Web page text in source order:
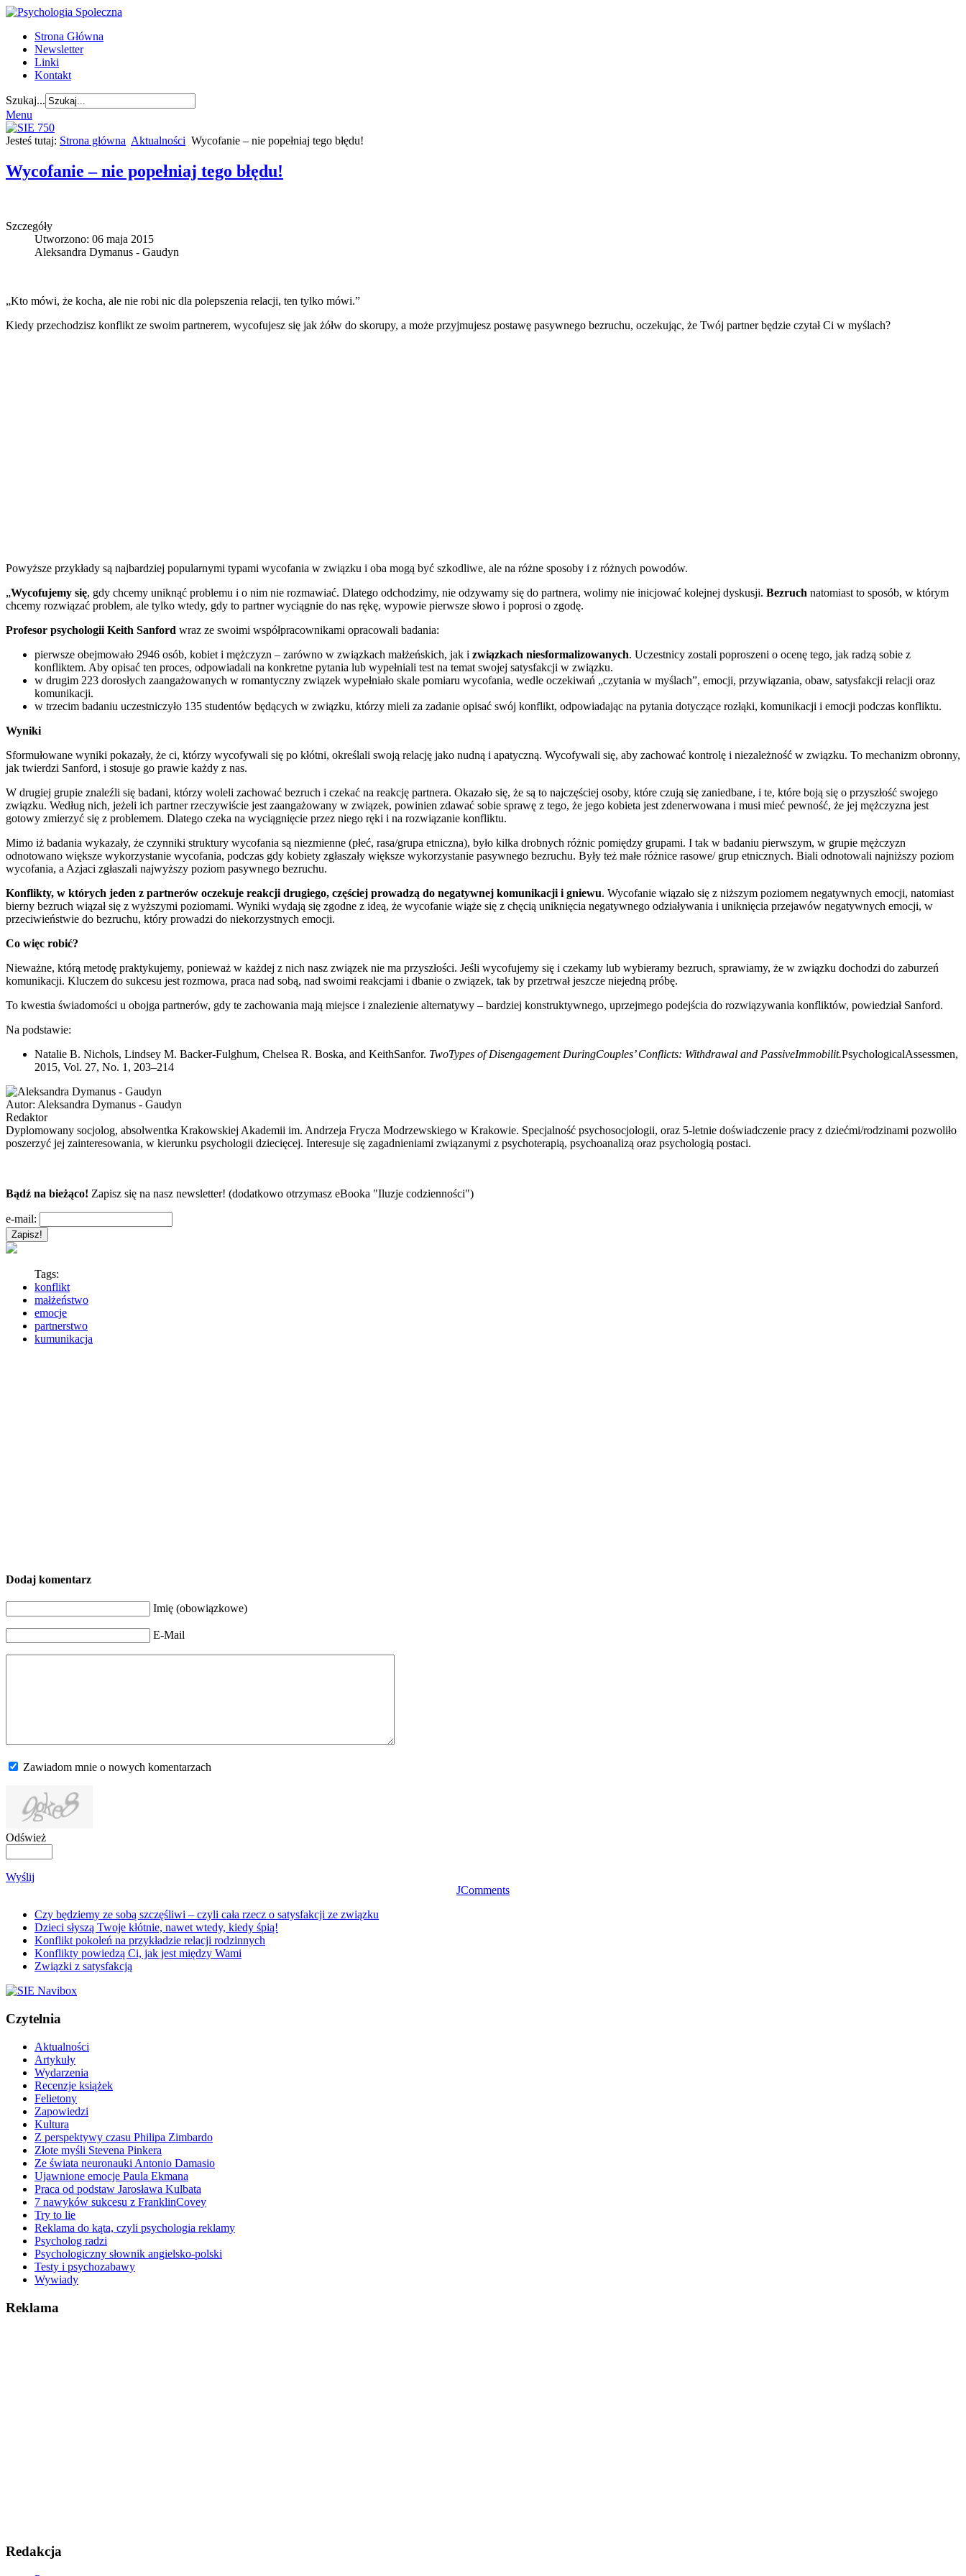
Strona Główna
Newsletter
Linki
Kontakt
Szukaj...
Menu
Jesteś tutaj: Strona główna Aktualności Wycofanie – nie popełniaj tego błędu!
Wycofanie – nie popełniaj tego błędu!
Szczegóły
Utworzono: 06 maja 2015
Aleksandra Dymanus - Gaudyn
„Kto mówi, że kocha, ale nie robi nic dla polepszenia relacji, ten tylko mówi.”
Kiedy przechodzisz konflikt ze swoim partnerem, wycofujesz się jak żółw do skorupy, a może przyjmujesz postawę pasywnego bezruchu, oczekując, że Twój partner będzie czytał Ci w myślach?
Powyższe przykłady są najbardziej popularnymi typami wycofania w związku i oba mogą być szkodliwe, ale na różne sposoby i z różnych powodów.
„Wycofujemy się, gdy chcemy uniknąć problemu i o nim nie rozmawiać. Dlatego odchodzimy, nie odzywamy się do partnera, wolimy nie inicjować kolejnej dyskusji. Bezruch natomiast to sposób, w którym
chcemy rozwiązać problem, ale tylko wtedy, gdy to partner wyciągnie do nas rękę, wypowie pierwsze słowo i poprosi o zgodę.
Profesor psychologii Keith Sanford wraz ze swoimi współpracownikami opracowali badania:
pierwsze obejmowało 2946 osób, kobiet i mężczyzn – zarówno w związkach małżeńskich, jak i związkach niesformalizowanych. Uczestnicy zostali poproszeni o ocenę tego, jak radzą sobie z
konfliktem. Aby opisać ten proces, odpowiadali na konkretne pytania lub wypełniali test na temat swojej satysfakcji w związku.
w drugim 223 dorosłych zaangażowanych w romantyczny związek wypełniało skale pomiaru wycofania, wedle oczekiwań „czytania w myślach”, emocji, przywiązania, obaw, satysfakcji relacji oraz
komunikacji.
w trzecim badaniu uczestniczyło 135 studentów będących w związku, którzy mieli za zadanie opisać swój konflikt, odpowiadając na pytania dotyczące rozłąki, komunikacji i emocji podczas konfliktu.
Wyniki
Sformułowane wyniki pokazały, że ci, którzy wycofywali się po kłótni, określali swoją relację jako nudną i apatyczną. Wycofywali się, aby zachować kontrolę i niezależność w związku. To mechanizm obronny,
jak twierdzi Sanford, i stosuje go prawie każdy z nas.
W drugiej grupie znaleźli się badani, którzy woleli zachować bezruch i czekać na reakcję partnera. Okazało się, że są to najczęściej osoby, które czują się zaniedbane, i te, które boją się o przyszłość swojego
związku. Według nich, jeżeli ich partner rzeczywiście jest zaangażowany w związek, powinien zdawać sobie sprawę z tego, że jego kobieta jest zdenerwowana i musi mieć pewność, że jej mężczyzna jest
gotowy zmierzyć się z problemem. Dlatego czeka na wyciągnięcie przez niego ręki i na rozwiązanie konfliktu.
Mimo iż badania wykazały, że czynniki struktury wycofania są niezmienne (płeć, rasa/grupa etniczna), było kilka drobnych różnic pomiędzy grupami. I tak w badaniu pierwszym, w grupie mężczyzn
odnotowano większe wykorzystanie wycofania, podczas gdy kobiety zgłaszały większe wykorzystanie pasywnego bezruchu. Były też małe różnice rasowe/ grup etnicznych. Biali odnotowali najniższy poziom
wycofania, a Azjaci zgłaszali najwyższy poziom pasywnego bezruchu.
Konflikty, w których jeden z partnerów oczekuje reakcji drugiego, częściej prowadzą do negatywnej komunikacji i gniewu. Wycofanie wiązało się z niższym poziomem negatywnych emocji, natomiast
bierny bezruch wiązał się z wyższymi poziomami. Wyniki wydają się zgodne z ideą, że wycofanie wiąże się z chęcią uniknięcia negatywnego odziaływania i uniknięcia przejawów negatywnych emocji, w
przeciwieństwie do bezruchu, który prowadzi do niekorzystnych emocji.
Co więc robić?
Nieważne, którą metodę praktykujemy, ponieważ w każdej z nich nasz związek nie ma przyszłości. Jeśli wycofujemy się i czekamy lub wybieramy bezruch, sprawiamy, że w związku dochodzi do zaburzeń
komunikacji. Kluczem do sukcesu jest rozmowa, praca nad sobą, nad swoimi reakcjami i dbanie o związek, tak by przetrwał jeszcze niejedną próbę.
To kwestia świadomości u obojga partnerów, gdy te zachowania mają miejsce i znalezienie alternatywy – bardziej konstruktywnego, uprzejmego podejścia do rozwiązywania konfliktów, powiedział Sanford.
Na podstawie:
Natalie B. Nichols, Lindsey M. Backer-Fulghum, Chelsea R. Boska, and KeithSanfor. TwoTypes of Disengagement DuringCouples’ Conflicts: Withdrawal and PassiveImmobilit.PsychologicalAssessmen,
2015, Vol. 27, No. 1, 203–214
Autor: Aleksandra Dymanus - Gaudyn
Redaktor
Dyplomowany socjolog, absolwentka Krakowskiej Akademii im. Andrzeja Frycza Modrzewskiego w Krakowie. Specjalność psychosocjologii, oraz 5-letnie doświadczenie pracy z dziećmi/rodzinami pozwoliło
poszerzyć jej zainteresowania, w kierunku psychologii dziecięcej. Interesuje się zagadnieniami związanymi z psychoterapią, psychoanalizą oraz psychologią postaci.
Bądź na bieżąco! Zapisz się na nasz newsletter! (dodatkowo otrzymasz eBooka "Iluzje codzienności")
e-mail:
Tags:
konflikt
małżeństwo
emocje
partnerstwo
kumunikacja
Dodaj komentarz
Imię (obowiązkowe)
E-Mail
Zawiadom mnie o nowych komentarzach
Odśwież
Wyślij
JComments
Czy będziemy ze sobą szczęśliwi – czyli cała rzecz o satysfakcji ze związku
Dzieci słyszą Twoje kłótnie, nawet wtedy, kiedy śpią!
Konflikt pokoleń na przykładzie relacji rodzinnych
Konflikty powiedzą Ci, jak jest między Wami
Związki z satysfakcją
Czytelnia
Aktualności
Artykuły
Wydarzenia
Recenzje książek
Felietony
Zapowiedzi
Kultura
Z perspektywy czasu Philipa Zimbardo
Złote myśli Stevena Pinkera
Ze świata neuronauki Antonio Damasio
Ujawnione emocje Paula Ekmana
Praca od podstaw Jarosława Kulbata
7 nawyków sukcesu z FranklinCovey
Try to lie
Reklama do kąta, czyli psychologia reklamy
Psycholog radzi
Psychologiczny słownik angielsko-polski
Testy i psychozabawy
Wywiady
Reklama
Redakcja